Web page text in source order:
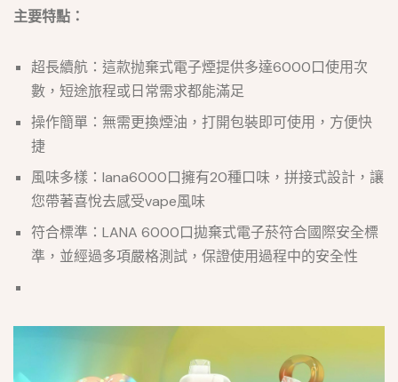
主要特點：
超長續航：這款抛棄式電子煙提供多達6000口使用次
數，短途旅程或日常需求都能滿足
操作簡單：無需更換煙油，打開包裝即可使用，方便快
捷
風味多樣：lana6000口擁有20種口味，拼接式設計，讓
您帶著喜悅去感受vape風味
符合標準：LANA 6000口拋棄式電子菸符合國際安全標
準，並經過多項嚴格測試，保證使用過程中的安全性